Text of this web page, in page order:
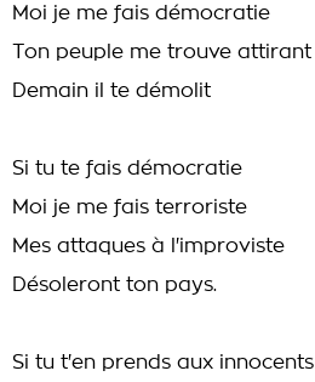
Moi je me fais démocratie
Ton peuple me trouve attirant
Demain il te démolit
Si tu te fais démocratie
Moi je me fais terroriste
Mes attaques à l'improviste
Désoleront ton pays.
Si tu t'en prends aux innocents